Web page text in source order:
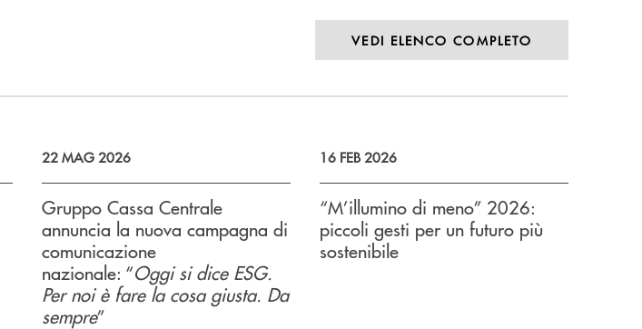
VEDI ELENCO COMPLETO
22 MAG 2026
Gruppo Cassa Centrale
annuncia la nuova campagna di
comunicazione
nazionale: “Oggi si dice ESG.
Per noi è fare la cosa giusta. Da
sempre”
16 FEB 2026
“M’illumino di meno” 2026:
piccoli gesti per un futuro più
sostenibile